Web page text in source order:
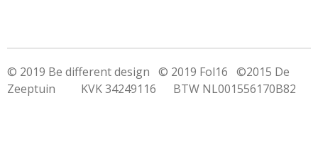
© 2019 Be different design © 2019 Fol16 ©2015 De
Zeeptuin KVK 34249116 BTW NL001556170B82